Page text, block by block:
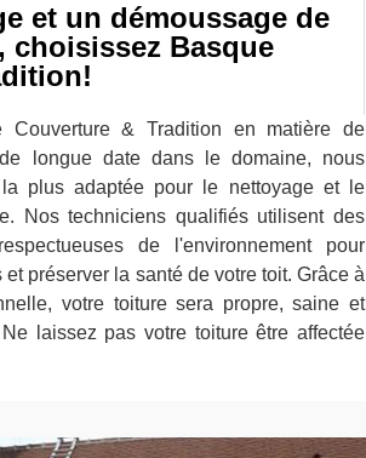
et un démoussage de
choisissez Basque
Couverture & Tradition en matière de
longue date dans le domaine, nous
plus adaptée pour le nettoyage et le
Nos techniciens qualifiés utilisent des
de l'environnement pour
préserver la santé de votre toit. Grâce à
votre toiture sera propre, saine et
laissez pas votre toiture être affectée